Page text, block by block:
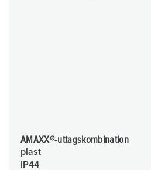
AMAXX®-uttagskombination
plast
IP44